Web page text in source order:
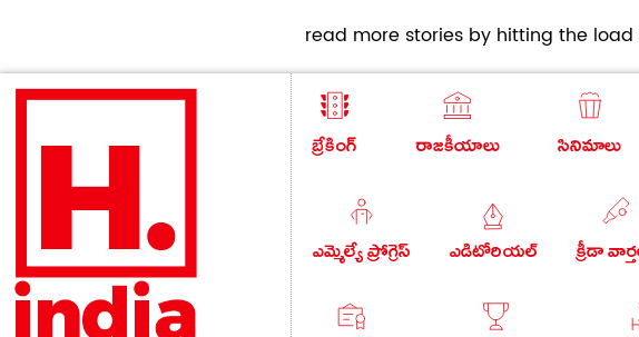
read more stories by hitting the
బ్రేకింగ్ రాజకీయాలు సినిమాలు
ఎమ్మెల్యే ప్రోగ్రెస్ ఎడిటోరియల్ క్రీడా